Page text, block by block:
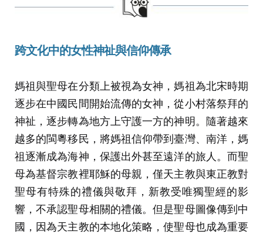
跨文化中的女性神祉與信仰傳承
媽祖與聖母在分類上被視為女神，媽祖為北宋時期
逐步在中國民間開始流傳的女神，從小村落祭拜的
神祉，逐步轉為地方上守護一方的神明。隨著越來
越多的閩粵移民，將媽祖信仰帶到臺灣、南洋，媽
祖逐漸成為海神，保護出外甚至遠洋的旅人。而聖
母為基督宗教裡耶穌的母親，僅天主教與東正教對
聖母有特殊的禮儀與敬拜，新教受唯獨聖經的影
響，不承認聖母相關的禮儀。但是聖母圖像傳到中
國，因為天主教的本地化策略，使聖母也成為重要